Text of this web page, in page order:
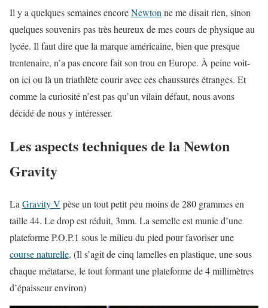
Il y a quelques semaines encoreNewton ne me disait rien, sinon
quelques souvenirs pas très heureux de mes cours de physique au
lycée. Il faut dire que la marque américaine, bien que presque
trentenaire, n’a pas encore fait son trou en Europe. À peine voit-
on ici ou là un triathlète courir avec ces chaussures étranges. Et
comme la curiosité n’est pas qu’un vilain défaut, nous avons
décidé de nous y intéresser.
Les aspects techniques de la Newton
Gravity
La Gravity V pèse un tout petit peu moins de 280 grammes en
taille 44. Le drop est réduit, 3mm. La semelle est munie d’une
plateforme P.O.P.1 sous le milieu du pied pour favoriser une
course naturelle. (Il s’agit de cinq lamelles en plastique, une sous
chaque métatarse, le tout formant une plateforme de 4 millimètres
d’épaisseur environ)